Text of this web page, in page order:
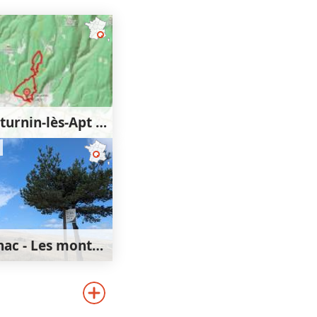
Saint-Saturnin-lès-Apt - Lourète - Redony
350m 350m
Chavagnac - Les montagnes de Ségur-les-Villas